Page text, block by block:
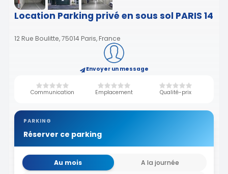
Location Parking privé en sous sol PARIS 14
12 Rue Boulitte, 75014 Paris, France
Envoyer un message
Communication Emplacement Qualité-prix
PARKING
Réserver ce parking
Au mois
A la journée